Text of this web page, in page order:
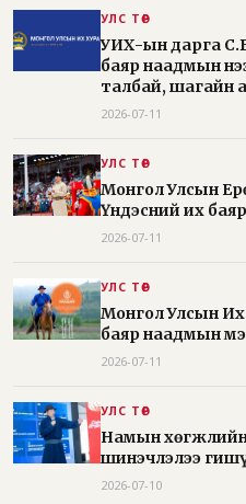
УЛС ТӨР
УИХ-ын дарга
баяр наадмын
талбай, шагайн
2026-07-11
УЛС ТӨР
Монгол Улсын
Үндэсний их
2026-07-11
УЛС ТӨР
Монгол Улсын
баяр наадмын
2026-07-11
УЛС ТӨР
Намын
шинэчлэлээ
2026-07-10